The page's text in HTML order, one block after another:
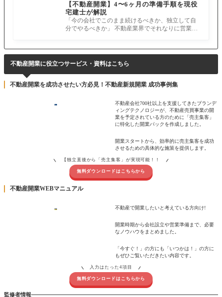
【不動産開業】4〜6ヶ月の準備手順を現役
宅建士が解説
「今の会社でこのまま続けるべきか、独立して自
分でやるべきか」 不動産業界でそれなりに営業を
不動産開業に役立つサービス・資料はこちら
不動産開業を成功させたい方必見！不動産新規開業 成功事例集
不動産会社700社以上を支援してきたブランデ
ィングテクノロジーが、不動産売買事業の開
業を予定されている方のために「売主集客」
に特化した開業パックを作成しました。
開業スタートから、効率的に売主集客を成功
させるための具体的な施策を提供します。
【独立直後から「売主集客」が実現可能！！
無料ダウンロードはこちらから
不動産開業WEBマニュアル
不動産で開業したいと考えている方向け!
開業時期から会社設立や営業準備まで、必要
なノウハウをまとめました。
「今すぐ！」の方にも「いつかは！」の方に
もぜひご覧いただきたい内容です。
入力はたった4項目
無料ダウンロードはこちらから
監修者情報